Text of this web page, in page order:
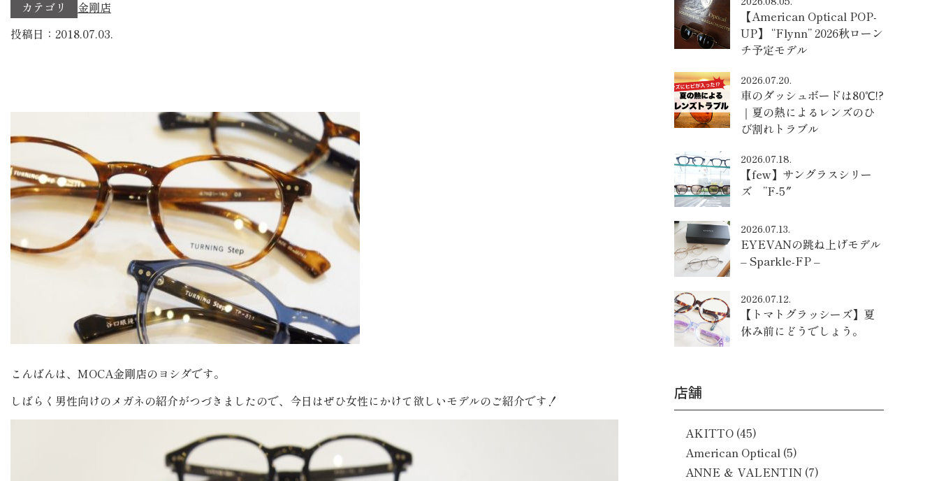
カテゴリ
金剛店
投稿日：2018.07.03.
こんばんは、MOCA金剛店のヨシダです。
しばらく男性向けのメガネの紹介がつづきましたので、今日はぜひ女性にかけて欲しいモデルのご紹介です！
【American Optical POP-
UP】 “Flynn” 2026秋ローン
チ予定モデル
2026.07.20.
車のダッシュボードは80℃!?
｜夏の熱によるレンズのひ
び割れトラブル
2026.07.18.
【few】サングラスシリー
ズ ”F-5″
2026.07.13.
EYEVANの跳ね上げモデル
– Sparkle-FP –
2026.07.12.
【トマトグラッシーズ】夏
休み前にどうでしょう。
店舗
AKITTO (45)
American Optical (5)
ANNE ＆ VALENTIN (7)